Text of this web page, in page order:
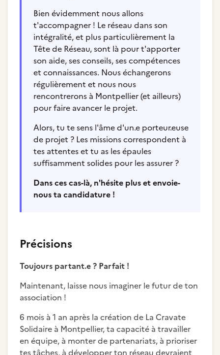
Bien évidemment nous allons
t'accompagner ! Le réseau dans son
intégralité, et plus particulièrement la
Tête de Réseau, sont là pour t'apporter
son aide, ses conseils, ses compétences
et connaissances. Nous échangerons
régulièrement et nous nous
rencontrerons à Montpellier (et ailleurs)
pour faire avancer le projet.
Alors, tu te sens l'âme d'un.e porteur.euse
de projet ? Les missions correspondent à
tes attentes et tu as les épaules
suffisamment solides pour les assurer ?
Dans ces cas-là, n'hésite plus et envoie-
nous ta candidature !
Précisions
Toujours partant.e ? Parfait !
Maintenant, laisse nous imaginer le futur de ton
association !
6 mois à 1 an après la création de La Cravate
Solidaire à Montpellier, ta capacité à travailler
en équipe, à monter de partenariats, à prioriser
tes tâches, à développer ton réseau devraient